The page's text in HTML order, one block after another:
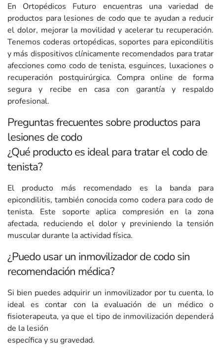
En Ortopédicos Futuro encuentras una variedad de
productos para lesiones de codo que te ayudan a reducir
el dolor, mejorar la movilidad y acelerar tu recuperación.
Tenemos coderas ortopédicas, soportes para epicondilitis
y más dispositivos clínicamente recomendados para tratar
afecciones como codo de tenista, esguinces, luxaciones o
recuperación postquirúrgica. Compra online de forma
segura y recibe en casa con garantía y respaldo
profesional.
Preguntas frecuentes sobre productos para
lesiones de codo
¿Qué producto es ideal para tratar el codo de
tenista?
El producto más recomendado es la banda para
epicondilitis, también conocida como codera para codo de
tenista. Este soporte aplica compresión en la zona
afectada, reduciendo el dolor y previniendo la tensión
muscular durante la actividad física.
¿Puedo usar un inmovilizador de codo sin
recomendación médica?
Si bien puedes adquirir un inmovilizador por tu cuenta, lo
ideal es contar con la evaluación de un médico o
fisioterapeuta, ya que el tipo de inmovilización dependerá
de la lesión
específica y su gravedad.